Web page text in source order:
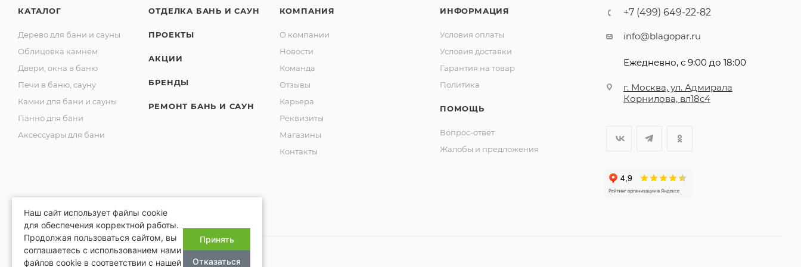
КАТАЛОГ
Дерево для бани и сауны
Облицовка камнем
Двери, окна в баню
Печи в баню, сауну
Камни для бани и сауны
Панно для бани
Аксессуары для бани
ОТДЕЛКА БАНЬ И САУН
ПРОЕКТЫ
АКЦИИ
БРЕНДЫ
РЕМОНТ БАНЬ И САУН
КОМПАНИЯ
О компании
Новости
Команда
Отзывы
Карьера
Реквизиты
Магазины
Контакты
ИНФОРМАЦИЯ
Условия оплаты
Условия доставки
Гарантия на товар
Политика
ПОМОЩЬ
Вопрос-ответ
Жалобы и предложения
+7 (499) 649-22-82
info@blagopar.ru
Ежедневно, с 9:00 до 18:00
г. Москва, ул. Адмирала
Корнилова, вл18с4
Наш сайт использует файлы cookie
для обеспечения корректной работы.
Продолжая пользоваться сайтом, вы
соглашаетесь с использованием нами
файлов cookie в соответствии с нашей
Принять
Отказаться